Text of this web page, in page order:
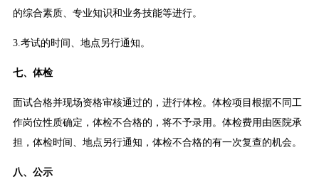
的综合素质、专业知识和业务技能等进行。
3.考试的时间、地点另行通知。
七、体检
面试合格并现场资格审核通过的，进行体检。体检项目根据不同工
作岗位性质确定，体检不合格的，将不予录用。体检费用由医院承
担，体检时间、地点另行通知，体检不合格的有一次复查的机会。
八、公示